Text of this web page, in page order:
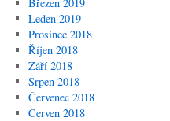
Leden 2019
Prosinec 2018
Říjen 2018
Září 2018
Srpen 2018
Červenec 2018
Červen 2018